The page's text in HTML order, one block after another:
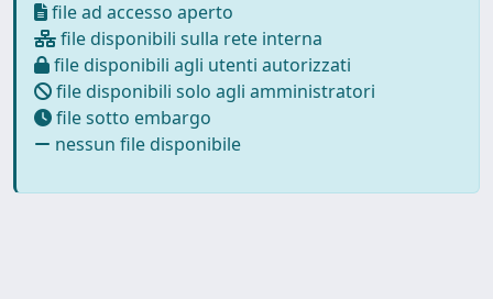
file ad accesso aperto
file disponibili sulla rete interna
file disponibili agli utenti autorizzati
file disponibili solo agli amministratori
file sotto embargo
nessun file disponibile